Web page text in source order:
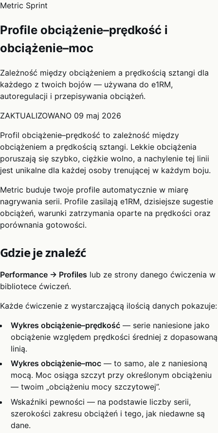
Metric Sprint
Profile obciążenie–prędkość i
obciążenie–moc
Zależność między obciążeniem a prędkością sztangi dla
każdego z twoich bojów — używana do e1RM,
autoregulacji i przepisywania obciążeń.
ZAKTUALIZOWANO 09 maj 2026
Profil obciążenie–prędkość to zależność między
obciążeniem a prędkością sztangi. Lekkie obciążenia
poruszają się szybko, ciężkie wolno, a nachylenie tej linii
jest unikalne dla każdej osoby trenującej w każdym boju.
Metric buduje twoje profile automatycznie w miarę
nagrywania serii. Profile zasilają e1RM, dzisiejsze sugestie
obciążeń, warunki zatrzymania oparte na prędkości oraz
porównania gotowości.
Gdzie je znaleźć
Performance → Profiles lub ze strony danego ćwiczenia w
bibliotece ćwiczeń.
Każde ćwiczenie z wystarczającą ilością danych pokazuje:
Wykres obciążenie–prędkość — serie naniesione jako
obciążenie względem prędkości średniej z dopasowaną
linią.
Wykres obciążenie–moc — to samo, ale z naniesioną
mocą. Moc osiąga szczyt przy określonym obciążeniu
— twoim „obciążeniu mocy szczytowej”.
Wskaźniki pewności — na podstawie liczby serii,
szerokości zakresu obciążeń i tego, jak niedawne są
dane.